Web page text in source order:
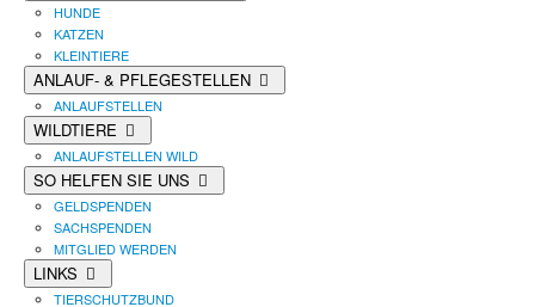
HUNDE
KATZEN
KLEINTIERE
ANLAUF- & PFLEGESTELLEN
ANLAUFSTELLEN
WILDTIERE
ANLAUFSTELLEN WILD
SO HELFEN SIE UNS
GELDSPENDEN
SACHSPENDEN
MITGLIED WERDEN
LINKS
TIERSCHUTZBUND